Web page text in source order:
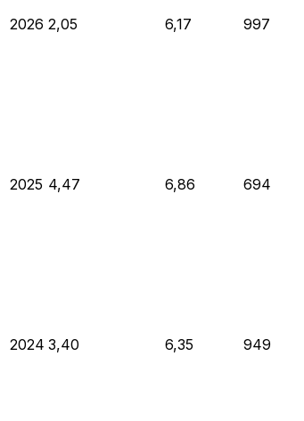
2026 2,05 6,17 997
2025 4,47 6,86 694
2024 3,40 6,35 949